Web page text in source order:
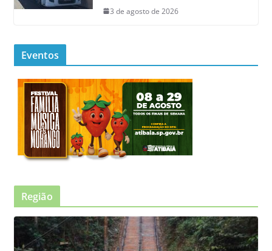
3 de agosto de 2026
Eventos
Região